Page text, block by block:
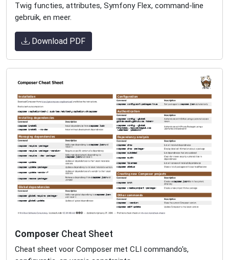
Twig functies, attributes, Symfony Flex, command-line
gebruik, en meer.
Download PDF
Composer Cheat Sheet
Cheat sheet voor Composer met CLI commando's,